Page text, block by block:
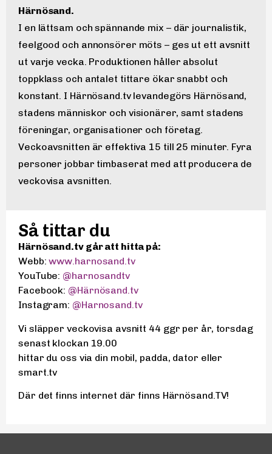
Veckans blommor: Ann-Britt
2023-06-15
Härnösand.
I en lättsam och spännande mix – där journalistik,
feelgood och annonsörer möts – ges ut ett avsnitt
ut varje vecka. Produktionen håller absolut
toppklass och antalet tittare ökar snabbt och
konstant. I Härnösand.tv levandegörs Härnösand,
stadens människor och visionärer, samt stadens
föreningar, organisationer och företag.
Veckoavsnitten är effektiva 15 till 25 minuter. Fyra
personer jobbar timbaserat med att producera de
veckovisa avsnitten.
Så tittar du
Härnösand.tv går att hitta på:
Webb:www.harnosand.tv
YouTube: @harnosandtv
Facebook: @Härnösand.tv
Instagram: @Harnosand.tv
Vi släpper veckovisa avsnitt 44 ggr per år, torsdag
senast klockan 19.00
hittar du oss via din mobil, padda, dator eller
smart.tv
Där det finns internet där finns Härnösand.TV!